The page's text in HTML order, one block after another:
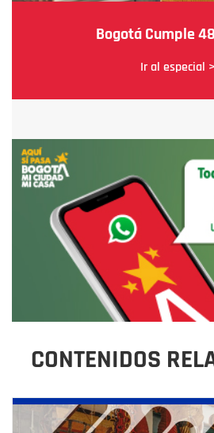
Bogotá Cumple
Ir al especial >
CONTENIDOS